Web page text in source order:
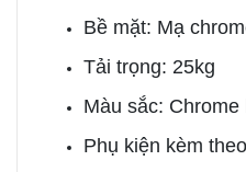
Bề mặt: Mạ
Tải trọng: 25kg
Màu sắc: Chrome
Phụ kiện kèm